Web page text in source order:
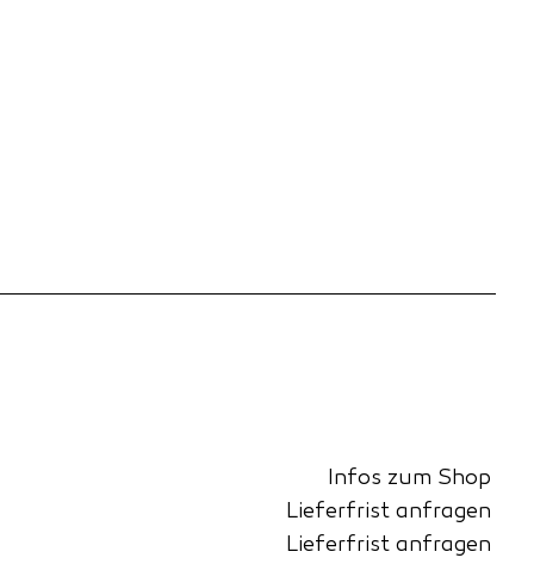
Infos zum Shop
Lieferfrist anfragen
Lieferfrist anfragen